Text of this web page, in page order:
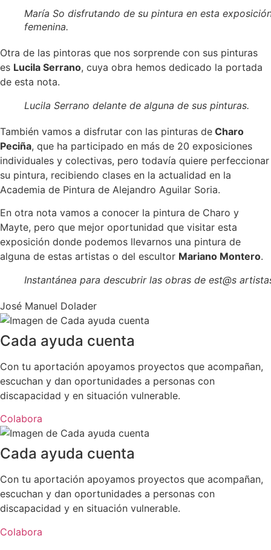
María So disfrutando de su pintura en esta
femenina.
Otra de las pintoras que nos sorprende con sus pinturas
es Lucila Serrano, cuya obra hemos dedicado la portada
de esta nota.
Lucila Serrano delante de alguna de sus pinturas.
También vamos a disfrutar con las pinturas de Charo
Peciña, que ha participado en más de 20 exposiciones
individuales y colectivas, pero todavía quiere perfeccionar
su pintura, recibiendo clases en la actualidad en la
Academia de Pintura de Alejandro Aguilar Soria.
En otra nota vamos a conocer la pintura de Charo y
Mayte, pero que mejor oportunidad que visitar esta
exposición donde podemos llevarnos una pintura de
alguna de estas artistas o del escultor Mariano Montero.
Instantánea para descubrir las obras de est@s
José Manuel Dolader
Cada ayuda cuenta
Con tu aportación apoyamos proyectos que acompañan,
escuchan y dan oportunidades a personas con
discapacidad y en situación vulnerable.
Colabora
Cada ayuda cuenta
Con tu aportación apoyamos proyectos que acompañan,
escuchan y dan oportunidades a personas con
discapacidad y en situación vulnerable.
Colabora